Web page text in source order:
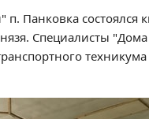
п. Панковка
Специалисты